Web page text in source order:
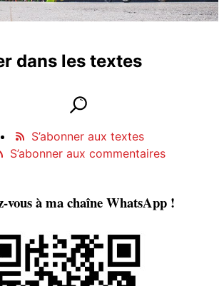
dans les textes
et contact
S’abonner aux textes
S’abonner aux commentaires
vous à ma chaîne WhatsApp !